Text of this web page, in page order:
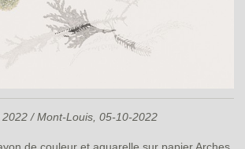
/ Mont-Louis, 05-10-2022